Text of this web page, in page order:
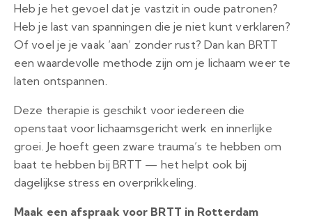
Heb je het gevoel dat je vastzit in oude patronen?
Heb je last van spanningen die je niet kunt verklaren?
Of voel je je vaak ‘aan’ zonder rust? Dan kan BRTT
een waardevolle methode zijn om je lichaam weer te
laten ontspannen.
Deze therapie is geschikt voor iedereen die
openstaat voor lichaamsgericht werk en innerlijke
groei. Je hoeft geen zware trauma’s te hebben om
baat te hebben bij BRTT — het helpt ook bij
dagelijkse stress en overprikkeling.
Maak een afspraak voor BRTT in Rotterdam